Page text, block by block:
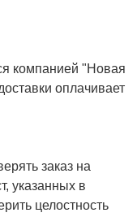
компанией "Новая
оплачивает
заказ на
указанных в
целостность